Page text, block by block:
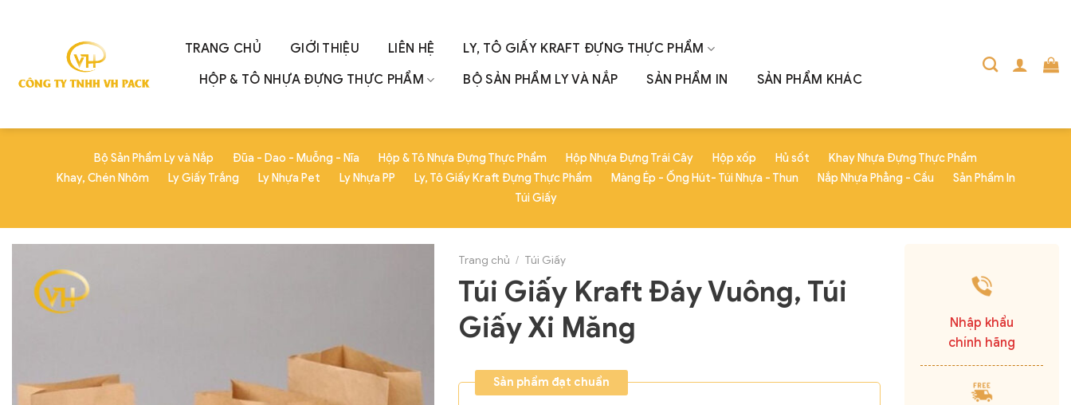
TRANG CHỦ GIỚI THIỆU LIÊN HỆ
LY, TÔ GIẤY KRAFT ĐỰNG THỰC PHẨM
HỘP & TÔ NHỰA ĐỰNG THỰC PHẨM
BỘ SẢN PHẨM LY VÀ NẮP SẢN PHẨM IN SẢN PHẨM KHÁC
Bộ Sản Phẩm Ly và Nắp Đũa - Dao - Muỗng - Nĩa Hộp & Tô Nhựa Đựng Thực Phẩm Hộp Nhựa Đựng Trái Cây Hộp xốp Hủ sốt
Khay Nhựa Đựng Thực Phẩm
Khay, Chén Nhôm
Ly Giấy Trắng Ly Nhựa Pet Ly Nhựa PP Ly, Tô Giấy Kraft Đựng Thực Phẩm Màng Ép - Ống Hút- Túi Nhựa - Thun Nắp Nhựa Phẳng - Cầu
Sản Phẩm In
Túi Giấy
Trang chủ / Túi Giấy
Túi Giấy Kraft Đáy Vuông, Túi
Giấy Xi Măng
Sản phẩm đạt chuẩn
Nhập khẩu
chính hãng